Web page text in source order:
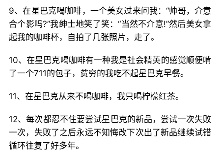
9、在星巴克喝咖啡，一个美女过来问我：“帅哥，介意
合个影吗?”我绅士地笑了笑：“当然不介意!”然后美女拿
起我的咖啡杯，自拍了几张照片，走了。
10、在星巴克喝咖啡有一种我是社会精英的感觉顺便啃
了一个711的包子，贫穷的我吃不起星巴克早餐。
11、在星巴克从来不喝咖啡，我只喝柠檬红茶。
12、每次都忍不住要尝试星巴克的新品，尝试一次失败
一次，失败了之后永远不知悔改下次出了新品继续试错
循环往复了好多年。